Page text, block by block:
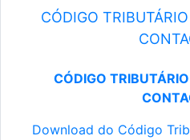
CÓDIGO
CÓDIGO
Download do Código